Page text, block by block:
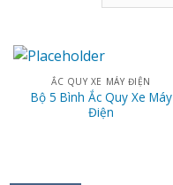
ẮC QUY XE MÁY ĐIỆN
Bộ 5 Bình Ắc Quy Xe Máy
Điện